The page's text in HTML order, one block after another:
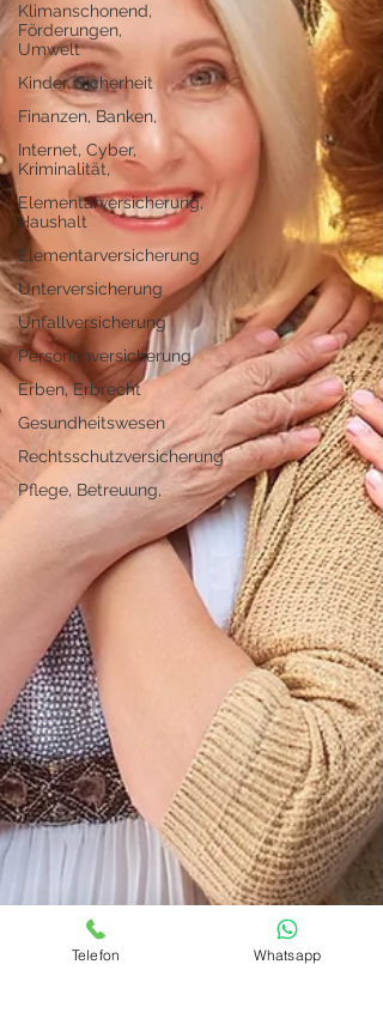
Klimanschonend,
Förderungen,
Umwelt
Kinder, Sicherheit
Finanzen, Banken,
Internet, Cyber,
Kriminalität,
Elementarversicherung,
Haushalt
Elementarversicherung
Unterversicherung
Unfallversicherung
Personenversicherung
Erben, Erbrecht
Gesundheitswesen
Rechtsschutzversicherung
Pflege, Betreuung,
Telefon Whatsapp